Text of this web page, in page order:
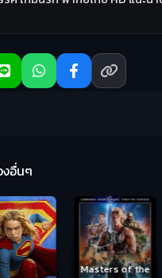
งอื่นๆ
Masters of the